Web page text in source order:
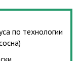
по технологии